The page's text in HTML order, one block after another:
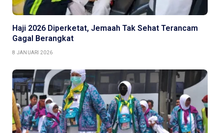
Haji 2026 Diperketat, Jemaah Tak Sehat Terancam
Gagal Berangkat
8 JANUARI 2026